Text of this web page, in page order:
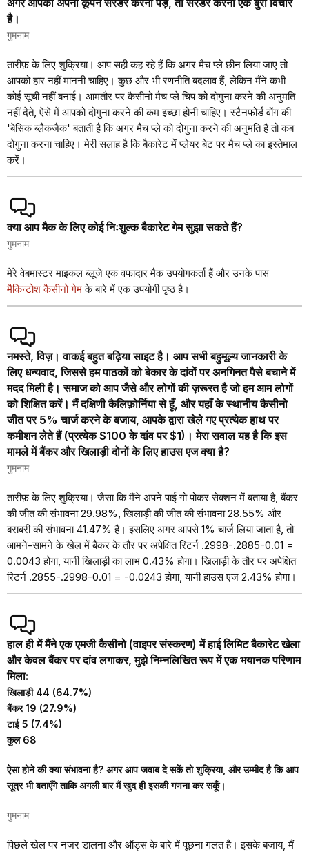
अगर आपको अपना कूपन सरेंडर करना पड़े, तो सरेंडर करना एक बुरा विचार
है।
गुमनाम
तारीफ़ के लिए शुक्रिया। आप सही कह रहे हैं कि अगर मैच प्ले छीन लिया जाए तो
आपको हार नहीं माननी चाहिए। कुछ और भी रणनीति बदलाव हैं, लेकिन मैंने कभी
कोई सूची नहीं बनाई। आमतौर पर कैसीनो मैच प्ले चिप को दोगुना करने की अनुमति
नहीं देते, ऐसे में आपको दोगुना करने की कम इच्छा होनी चाहिए। स्टैनफोर्ड वोंग की
'बेसिक ब्लैकजैक' बताती है कि अगर मैच प्ले को दोगुना करने की अनुमति है तो कब
दोगुना करना चाहिए। मेरी सलाह है कि बैकारेट में प्लेयर बेट पर मैच प्ले का इस्तेमाल
करें।
क्या आप मैक के लिए कोई निःशुल्क बैकारेट गेम सुझा सकते हैं?
गुमनाम
मेरे वेबमास्टर माइकल ब्लूजे एक वफादार मैक उपयोगकर्ता हैं और उनके पास
मैकिन्टोश कैसीनो गेमके बारे में एक उपयोगी पृष्ठ है।
नमस्ते, विज़। वाकई बहुत बढ़िया साइट है। आप सभी बहुमूल्य जानकारी के
लिए धन्यवाद, जिससे हम पाठकों को बेकार के दांवों पर अनगिनत पैसे बचाने में
मदद मिली है। समाज को आप जैसे और लोगों की ज़रूरत है जो हम आम लोगों
को शिक्षित करें। मैं दक्षिणी कैलिफ़ोर्निया से हूँ, और यहाँ के स्थानीय कैसीनो
जीत पर 5% चार्ज करने के बजाय, आपके द्वारा खेले गए प्रत्येक हाथ पर
कमीशन लेते हैं (प्रत्येक $100 के दांव पर $1)। मेरा सवाल यह है कि इस
मामले में बैंकर और खिलाड़ी दोनों के लिए हाउस एज क्या है?
गुमनाम
तारीफ़ के लिए शुक्रिया। जैसा कि मैंने अपने पाई गो पोकर सेक्शन में बताया है, बैंकर
की जीत की संभावना 29.98%, खिलाड़ी की जीत की संभावना 28.55% और
बराबरी की संभावना 41.47% है। इसलिए अगर आपसे 1% चार्ज लिया जाता है, तो
आमने-सामने के खेल में बैंकर के तौर पर अपेक्षित रिटर्न .2998-.2885-0.01 =
0.0043 होगा, यानी खिलाड़ी का लाभ 0.43% होगा। खिलाड़ी के तौर पर अपेक्षित
रिटर्न .2855-.2998-0.01 = -0.0243 होगा, यानी हाउस एज 2.43% होगा।
हाल ही में मैंने एक एमजी कैसीनो (वाइपर संस्करण) में हाई लिमिट बैकारेट खेला
और केवल बैंकर पर दांव लगाकर, मुझे निम्नलिखित रूप में एक भयानक परिणाम
मिला:
खिलाड़ी 44 (64.7%)
बैंकर 19 (27.9%)
टाई 5 (7.4%)
कुल 68
ऐसा होने की क्या संभावना है? अगर आप जवाब दे सकें तो शुक्रिया, और उम्मीद है कि आप
सूत्र भी बताएँगे ताकि अगली बार मैं खुद ही इसकी गणना कर सकूँ।
गुमनाम
पिछले खेल पर नज़र डालना और ऑड्स के बारे में पूछना गलत है। इसके बजाय, मैं